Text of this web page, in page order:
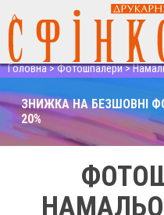
Головна>Фотошпалери>
ЗНИЖКА НА БЕЗШОВНІ
20%